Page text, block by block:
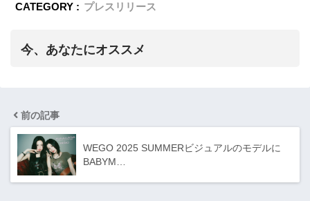
CATEGORY : プレスリリース
今、あなたにオススメ
前の記事
WEGO 2025 SUMMERビジュアルのモデルに
BABYM…